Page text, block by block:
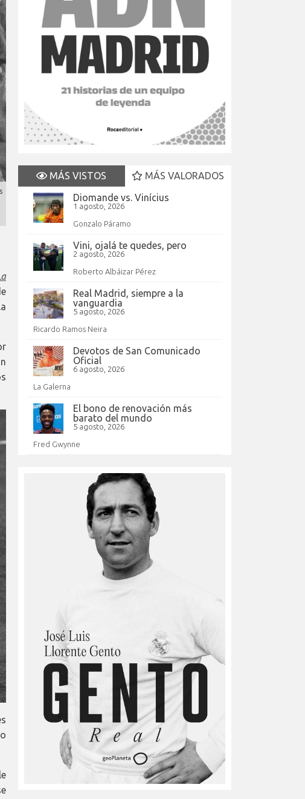
MÁS VISTOS
MÁS VALORADOS
Diomande vs. Vinícius
1 agosto, 2026
Gonzalo Páramo
Vini, ojalá te quedes, pero
2 agosto, 2026
Roberto Albáizar Pérez
Real Madrid, siempre a la
vanguardia
5 agosto, 2026
Ricardo Ramos Neira
Devotos de San Comunicado
Oficial
6 agosto, 2026
La Galerna
El bono de renovación más
barato del mundo
5 agosto, 2026
Fred Gwynne